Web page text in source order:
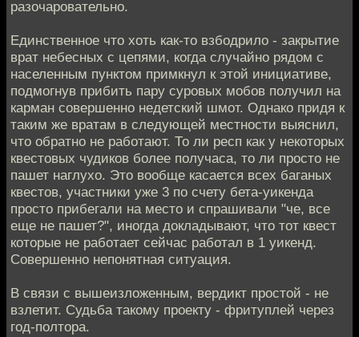
разочаровательно.
Единственное что хоть как-то взбодрило - закрытие
врат небесных с цепями, когда случайно рядом с
населенным пунктом примкнул к этой инициативе,
подмогнув прибить пару суровых мобов получил на
карман совершенно недетский шмот. Однако придя к
таким же вратам в следующей местности выяснил,
что обратно не работают. То ли респ как у некоторых
квестовых чудиков более получаса, то ли просто не
пашет наглухо. Это вообще касается всех баганых
квестов, участники уже 3 по счету бета-уикенда
просто прибегали на место и спрашивали "че, все
еще не пашет?", иногда докладывают, что тот квест
которые не работает сейчас работал в 1 уикенд.
Совершенно непонятная ситуация.
В связи с вышеизложенным, вердикт простой - не
взлетит. Судьба такому проекту - фритуплей через
год-полтора.